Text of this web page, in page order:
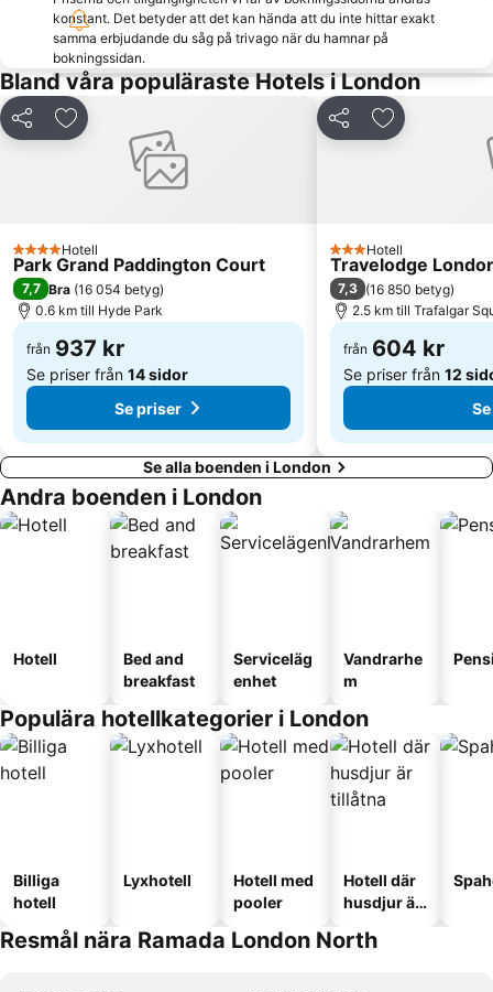
Victoria
South Kensington
Leicester Square
Hammersmith
Waterloo Station
Chelsea
Tottenham
Stratford Station
London Eye
London Bridge
Islington
Buckingham Palace
King's Cross Station
St Pancras International Station
The City
konstant. Det betyder att det kan hända att du inte hittar exakt
samma erbjudande du såg på trivago när du hamnar på
bokningssidan.
Bland våra populäraste Hotels i London
Dela Lägg till i Mina Favoriter
4 Stjärnor
Hotell
Park Grand Paddington Court
7,7 Bra (16 054 betyg)
0.6 km till Hyde Park
från 937 kr
Se priser från 14 sidor
Se priser
Dela Lägg till i
3 Stjärnor
Hotell
Travelodge
7,3 (16 850 betyg)
2.5 km till Trafalgar
från 604 kr
Se priser från 12
Se alla boenden i London
Andra boenden i London
Hotell
Bed and
breakfast
Serviceläg
enhet
Vandrarhe
m
Populära hotellkategorier i London
Billiga
hotell
Lyxhotell
Hotell med
pooler
Hotell där
husdjur är
Resmål nära Ramada London North